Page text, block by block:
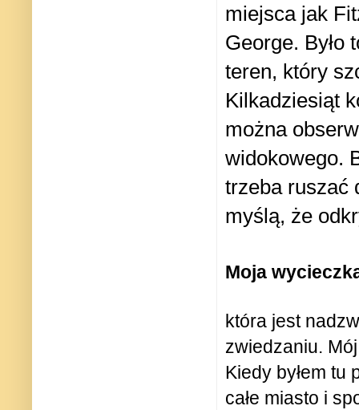
miejsca jak
George. Było
teren, który
Kilkadziesiąt
można
widokowego.
trzeba ruszać
myślą, że
Moja
która jest
zwiedzaniu.
Kiedy byłem tu
całe miasto i